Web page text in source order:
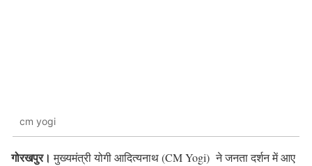
cm yogi
गोरखपुर। मुख्यमंत्री योगी आदित्यनाथ (CM Yogi) ने जनता दर्शन में आए